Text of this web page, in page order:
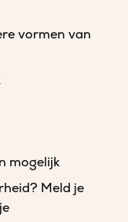
vormen van
mogelijk
Meld je